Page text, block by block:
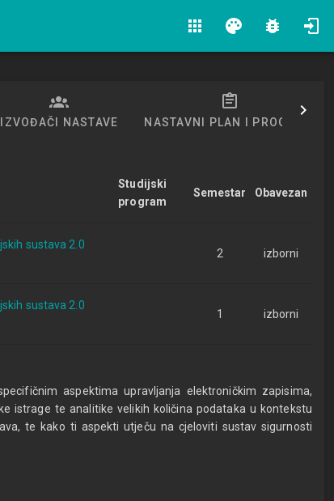
apps palette bug_report
IZVOĐAČI NASTAVE NASTAVNI PLAN I PROGRAM
Studijski
program
Semestar Obavezan
sustava 2.0
2 izborni
sustava 2.0
1 izborni
aspektima upravljanja elektroničkim zapisima,
istrage te analitike velikih količina podataka u kontekstu
te kako ti aspekti utječu na cjeloviti sustav sigurnosti